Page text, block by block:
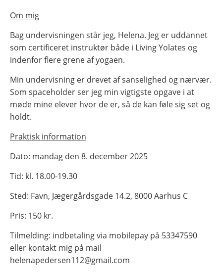
Om mig
Bag undervisningen står jeg, Helena. Jeg er uddannet
som certificeret instruktør både i Living Yolates og
indenfor flere grene af yogaen.
Min undervisning er drevet af sanselighed og nærvær.
Som spaceholder ser jeg min vigtigste opgave i at
møde mine elever hvor de er, så de kan føle sig set og
holdt.
Praktisk information
Dato: mandag den 8. december 2025
Tid: kl. 18.00-19.30
Sted: Favn, Jægergårdsgade 14.2, 8000 Aarhus C
Pris: 150 kr.
Tilmelding: indbetaling via mobilepay på 53347590
eller kontakt mig på mail
helenapedersen112@gmail.com